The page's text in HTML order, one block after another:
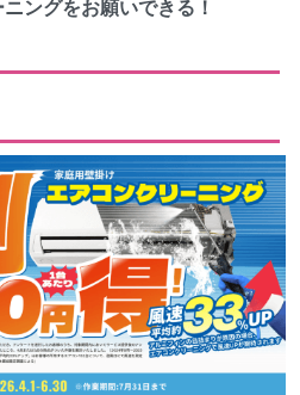
ングをお願いできる！